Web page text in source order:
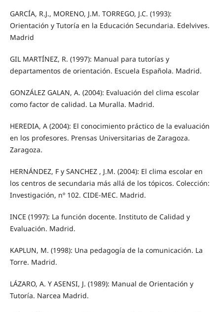
GARCÍA, R.J., MORENO, J.M. TORREGO, J.C. (1993):
Orientación y Tutoría en la Educación Secundaria. Edelvives.
Madrid
GIL MARTÍNEZ, R. (1997): Manual para tutorías y
departamentos de orientación. Escuela Española. Madrid.
GONZÁLEZ GALAN, A. (2004): Evaluación del clima escolar
como factor de calidad. La Muralla. Madrid.
HEREDIA, A (2004): El conocimiento práctico de la evaluación
en los profesores. Prensas Universitarias de Zaragoza.
Zaragoza.
HERNÁNDEZ, F y SANCHEZ , J.M. (2004): El clima escolar en
los centros de secundaria más allá de los tópicos. Colección:
Investigación, nº 102. CIDE-MEC. Madrid.
INCE (1997): La función docente. Instituto de Calidad y
Evaluación. Madrid.
KAPLUN, M. (1998): Una pedagogía de la comunicación. La
Torre. Madrid.
LÁZARO, A. Y ASENSI, J. (1989): Manual de Orientación y
Tutoría. Narcea Madrid.